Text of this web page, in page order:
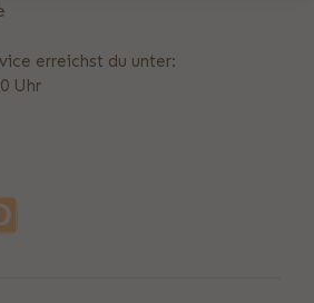
erreichst du unter:
Uhr